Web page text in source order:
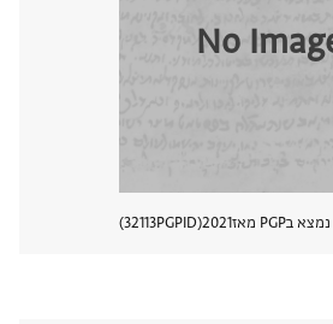
No
נמצא בPGP מאז 2021
PGPID
32113